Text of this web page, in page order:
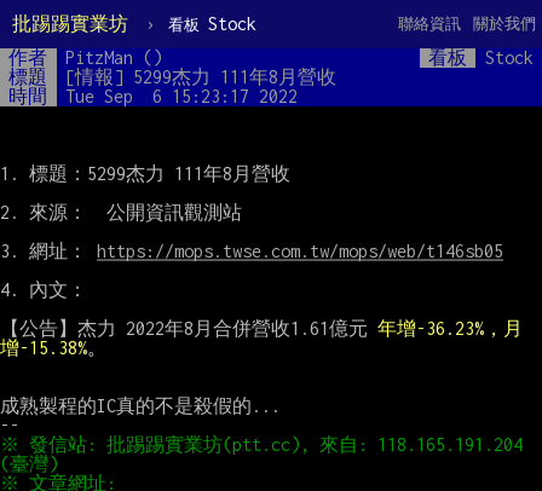
批踢踢實業坊 › 看板 Stock 關於我們
聯絡資訊
作者 PitzMan () 看板
Stock
標題
[情報] 5299杰力 111年8月營收
時間
Tue Sep  6 15:23:17 2022
1. 標題：5299杰力 111年8月營收
2. 來源：  公開資訊觀測站
3. 網址： https://mops.twse.com.tw/mops/web/t146sb05
4. 內文：
【公告】杰力 2022年8月合併營收1.61億元 年增-36.23%，月
增-15.38%。
成熟製程的IC真的不是殺假的...
※ 發信站: 批踢踢實業坊(ptt.cc), 來自: 118.165.191.204